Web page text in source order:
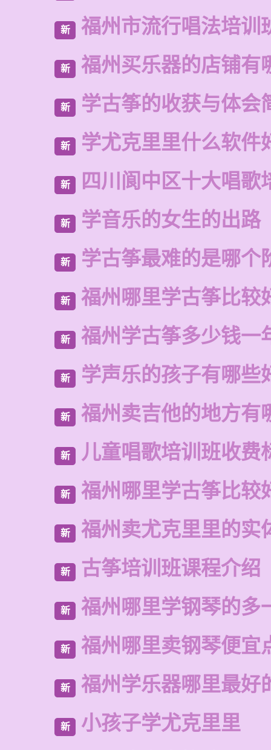
新 福州市流行唱法培训
新 福州买乐器的店铺有
新 学古筝的收获与体会
新 学尤克里里什么软件
新 四川阆中区十大唱歌
新 学音乐的女生的出路
新 学古筝最难的是哪个
新 福州哪里学古筝比较
新 福州学古筝多少钱一
新 学声乐的孩子有哪些
新 福州卖吉他的地方有
新 儿童唱歌培训班收费
新 福州哪里学古筝比较
新 福州卖尤克里里的实
新 古筝培训班课程介绍
新 福州哪里学钢琴的多
新 福州哪里卖钢琴便宜
新 福州学乐器哪里最好
新 小孩子学尤克里里